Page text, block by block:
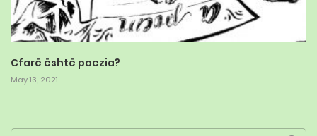
Cfarë është poezia?
May 13, 2021